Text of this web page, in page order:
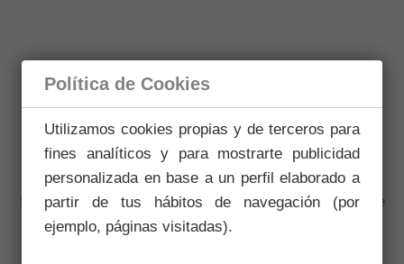
Preguntas Frecuentes:Promotores
Damos respuesta a las preguntas más frecuentes que
nos hacéis llegar para que tengáis una respuesta
Política de Cookies
Utilizamos cookies propias y de terceros para
fines analíticos y para mostrarte publicidad
personalizada en base a un perfil elaborado a
partir de tus hábitos de navegación (por
ejemplo, páginas visitadas).